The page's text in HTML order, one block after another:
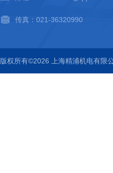
传真：021-36320990
版权所有©2026 上海精浦机电有限